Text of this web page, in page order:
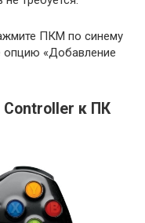
ПКМ по синему
опцию «Добавление
Controller к ПК